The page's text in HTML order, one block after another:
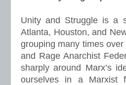
Unity and Struggle is a
Atlanta, Houston, and
grouping many times
and Rage Anarchist
sharply around Marx’s
ourselves in a Marxist